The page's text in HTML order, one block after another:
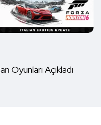
Oyunları Açıkladı